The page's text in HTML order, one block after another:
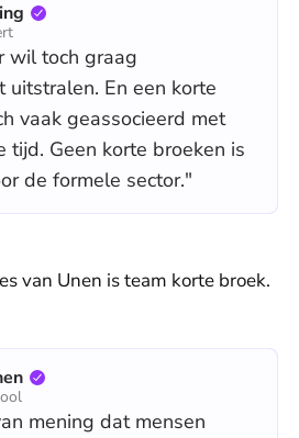
wil toch graag
uitstralen. En een korte
vaak geassocieerd met
tijd. Geen korte broeken is
de formele sector."
van Unen is team korte broek.
mening dat mensen